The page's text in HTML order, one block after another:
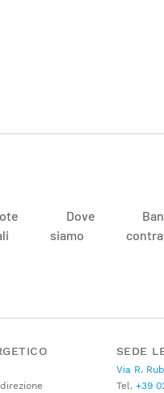
Dove
siamo
SEDE
Via R.
Tel. +39